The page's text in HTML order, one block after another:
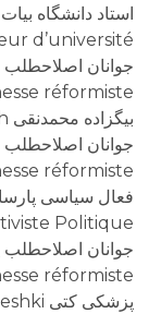
d’université
réformiste
بیگزاده محمدنقی Mohammadnaghi Beygzadeh
réformiste
Politique
réformiste
پزشکی کتی Kati Pezeshki